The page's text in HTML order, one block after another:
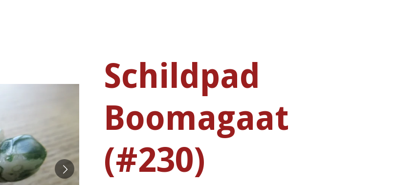
Schildpad
Boomagaat
(#230)